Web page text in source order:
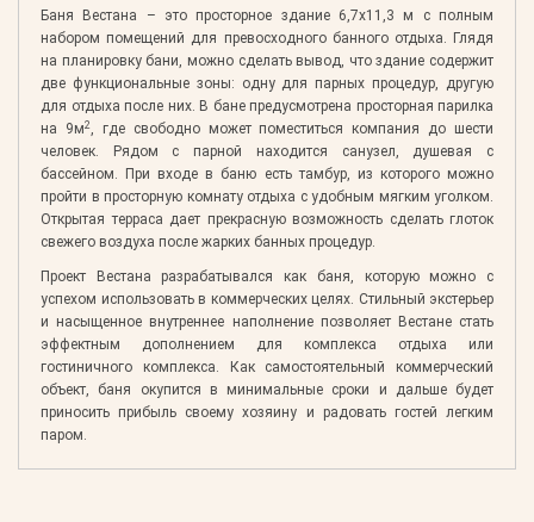
Баня Вестана – это просторное здание 6,7х11,3 м с полным
набором помещений для превосходного банного отдыха. Глядя
на планировку бани, можно сделать вывод, что здание содержит
две функциональные зоны: одну для парных процедур, другую
для отдыха после них. В бане предусмотрена просторная парилка
на 9м2, где свободно может поместиться компания до шести
человек. Рядом с парной находится санузел, душевая с
бассейном. При входе в баню есть тамбур, из которого можно
пройти в просторную комнату отдыха с удобным мягким уголком.
Открытая терраса дает прекрасную возможность сделать глоток
свежего воздуха после жарких банных процедур.
Проект Вестана разрабатывался как баня, которую можно с
успехом использовать в коммерческих целях. Стильный экстерьер
и насыщенное внутреннее наполнение позволяет Вестане стать
эффектным дополнением для комплекса отдыха или
гостиничного комплекса. Как самостоятельный коммерческий
объект, баня окупится в минимальные сроки и дальше будет
приносить прибыль своему хозяину и радовать гостей легким
паром.